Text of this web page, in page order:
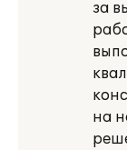
за
на